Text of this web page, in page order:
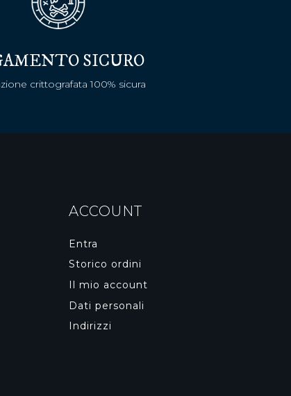
SICURO
crittografata 100% sicura
ACCOUNT
Entra
Storico ordini
Il mio account
Dati personali
Indirizzi